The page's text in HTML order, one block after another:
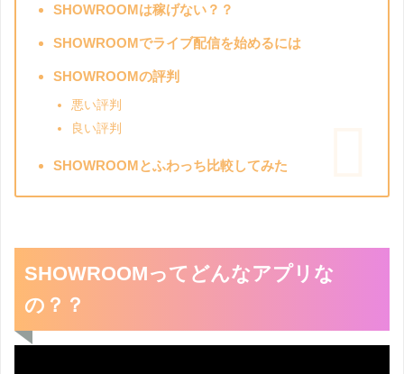
SHOWROOMは稼げない？？
SHOWROOMでライブ配信を始めるには
SHOWROOMの評判
悪い評判
良い評判
SHOWROOMとふわっち比較してみた
SHOWROOMってどんなアプリな
の？？